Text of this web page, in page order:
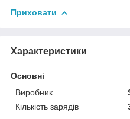
Приховати
Характеристики
Основні
Виробник
Кількість зарядів